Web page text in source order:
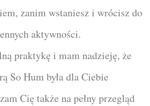
zanim wstaniesz i wrócisz do
aktywności.
praktykę i mam nadzieję, że
So Hum była dla Ciebie
Cię także na pełny przegląd